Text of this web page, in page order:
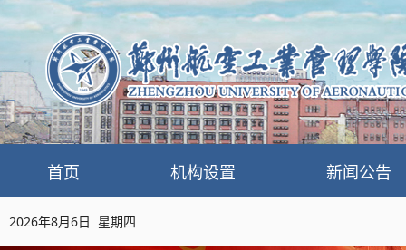
首页 机构设置 新闻公告
2026年8月6日 星期四